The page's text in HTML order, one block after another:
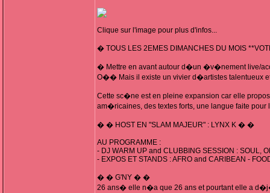
Clique sur l'image pour plus d'infos...
� TOUS LES 2EMES DIMANCHES DU MOIS
� Mettre en avant autour d�un �v�nement live/
O�� Mais il existe un vivier d�artistes talentueux
Cette sc�ne est en pleine expansion car elle
am�ricaines, des textes forts, une langue faite
� � HOST EN "SLAM MAJEUR" : LYNX K � �
AU PROGRAMME :
- DJ WARM UP and CLUBBING SESSION : SOUL,
- EXPOS ET STANDS : AFRO and CARIBEAN -
� � G'NY � �
26 ans� elle n�a que 26 ans et pourtant elle a